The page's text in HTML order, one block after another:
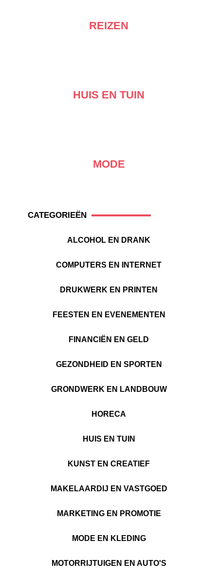
REIZEN
HUIS EN TUIN
MODE
CATEGORIEËN
ALCOHOL EN DRANK
COMPUTERS EN INTERNET
DRUKWERK EN PRINTEN
FEESTEN EN EVENEMENTEN
FINANCIËN EN GELD
GEZONDHEID EN SPORTEN
GRONDWERK EN LANDBOUW
HORECA
HUIS EN TUIN
KUNST EN CREATIEF
MAKELAARDIJ EN VASTGOED
MARKETING EN PROMOTIE
MODE EN KLEDING
MOTORRIJTUIGEN EN AUTO'S